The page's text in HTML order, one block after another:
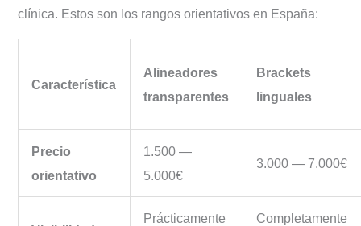
clínica. Estos son los rangos orientativos en España:
Característica
Alineadores
transparentes
Brackets
linguales
Precio
orientativo
1.500 —
5.000€
3.000 — 7.000€
Prácticamente Completamente